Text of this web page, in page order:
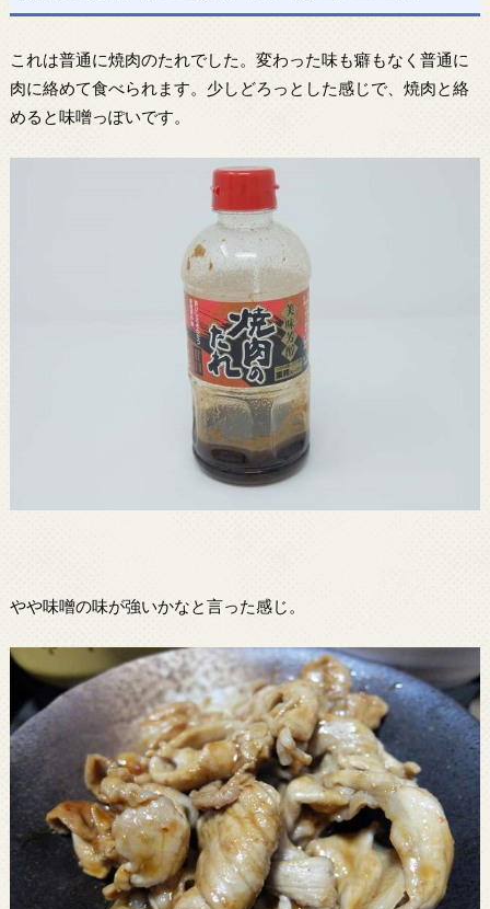
これは普通に焼肉のたれでした。変わった味も癖もなく普通に
肉に絡めて食べられます。少しどろっとした感じで、焼肉と絡
めると味噌っぽいです。
やや味噌の味が強いかなと言った感じ。